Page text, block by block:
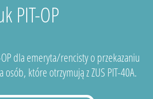
PIT-OP
dla emeryta/rencisty o przekazaniu
które otrzymują z ZUS PIT-40A.